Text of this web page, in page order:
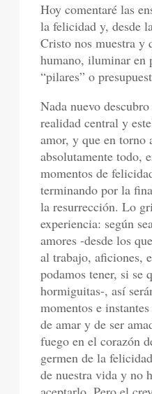
Hoy comentaré las
la felicidad y, desde
Cristo nos muestra y
humano, iluminar en
“pilares” o
Nada nuevo
realidad central y
amor, y que en torno
absolutamente todo,
momentos de
terminando por la
la resurrección. Lo
experiencia: según
amores -desde los
al trabajo, aficiones,
podamos tener, si se
hormiguitas-, así
momentos e
de amar y de ser
fuego en el corazón
germen de la
de nuestra vida y no